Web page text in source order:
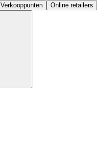
Verkooppunten Online retailers